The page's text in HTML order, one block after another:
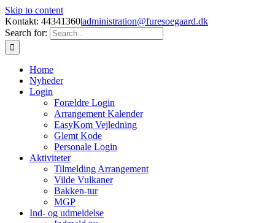
Skip to content
Kontakt: 44341360|administration@furesoegaard.dk
Search for:
Home
Nyheder
Login
Forældre Login
Arrangement Kalender
EasyKom Vejledning
Glemt Kode
Personale Login
Aktiviteter
Tilmelding Arrangement
Vilde Vulkaner
Bakken-tur
MGP
Ind- og udmeldelse